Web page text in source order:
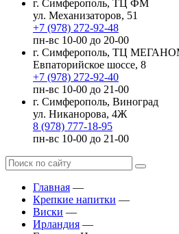
г. Симферополь, ТЦ ФМ
ул. Механизаторов, 51
+7 (978) 272-92-48
пн-вс 10-00 до 20-00
г. Симферополь, ТЦ
Евпаторийское шоссе, 8
+7 (978) 272-92-40
пн-вс 10-00 до 21-00
г. Симферополь, Виноград
ул. Никанорова, 4Ж
8 (978) 777-18-95
пн-вс 10-00 до 21-00
Главная —
Крепкие напитки —
Виски —
Ирландия —